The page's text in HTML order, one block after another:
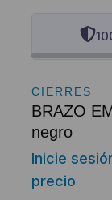
CIERRES
BRAZO
negro
Inicie
precio